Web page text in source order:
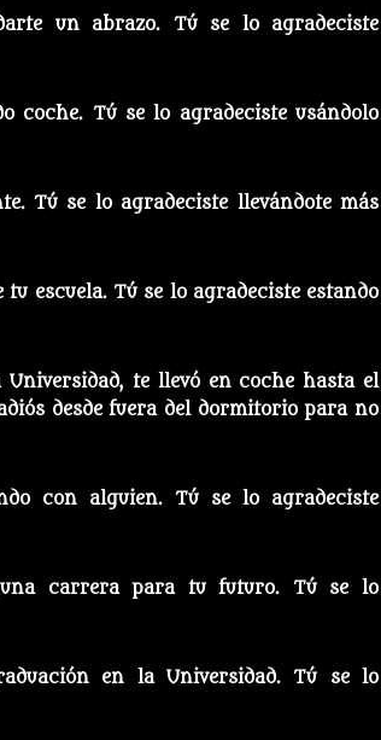
un abrazo. Tú se lo agradeciste
coche. Tú se lo agradeciste usándolo
Tú se lo agradeciste llevándote más
escuela. Tú se lo agradeciste estando
te llevó en coche hasta el
desde fuera del dormitorio para no
con alguien. Tú se lo agradeciste
carrera para tu futuro. Tú se lo
en la Universidad. Tú se lo